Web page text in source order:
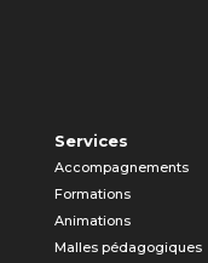
Services
Accompagnements
Formations
Animations
Malles pédagogiques